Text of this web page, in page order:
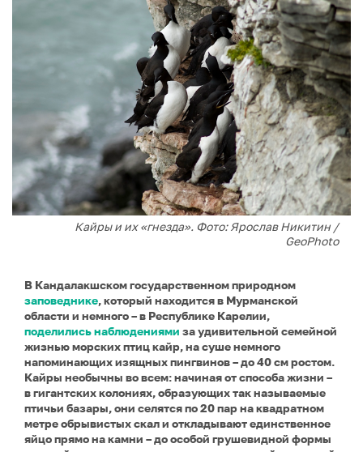
Кайры и их «гнезда». Фото: Ярослав Никитин /
GeoPhoto
В Кандалакшском государственном природном
заповеднике, который находится в Мурманской
области и немного – в Республике Карелии,
поделились наблюдениями за удивительной семейной
жизнью морских птиц кайр, на суше немного
напоминающих изящных пингвинов – до 40 см ростом.
Кайры необычны во всем: начиная от способа жизни –
в гигантских колониях, образующих так называемые
птичьи базары, они селятся по 20 пар на квадратном
метре обрывистых скал и откладывают единственное
яйцо прямо на камни – до особой грушевидной формы